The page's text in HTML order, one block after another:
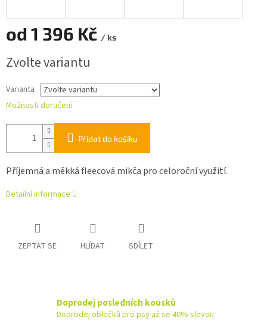
od 1 396 Kč / ks
cena:
Zvolte variantu
Varianta
Možnosti doručení
Přidat do košíku
Příjemná a měkká fleecová mikča pro celoroční využití.
Detailní informace
ZEPTAT SE HLÍDAT SDÍLET
Doprodej posledních kousků
Doprodej oblečků pro psy až se 40% slevou